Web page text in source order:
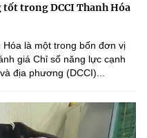
tốt trong DCCI Thanh Hóa
là một trong bốn đơn vị
giá Chỉ số năng lực cạnh
địa phương (DCCI)...